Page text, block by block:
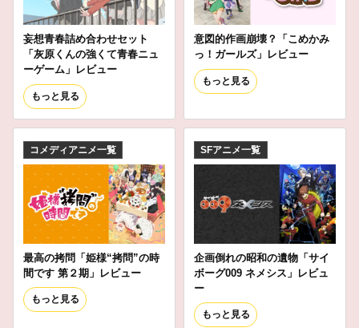
妄想青春詰め合わせセット
「灰原くんの強くて青春ニュ
ーゲーム」レビュー
もっと見る
意図的作画崩壊？「こめかみ
っ！ガールズ」レビュー
もっと見る
コメディアニメ一覧
最高の拷問「姫様“拷問”の時
間です 第２期」レビュー
もっと見る
SFアニメ一覧
企画倒れの昭和の遺物「サイ
ボーグ009 ネメシス」レビュ
ー
もっと見る